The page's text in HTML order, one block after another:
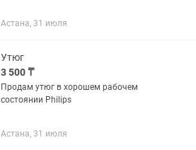
Астана, 31 июля
Утюг
3 500 ₸
Продам утюг в хорошем рабочем
состоянии Philips
Астана, 31 июля